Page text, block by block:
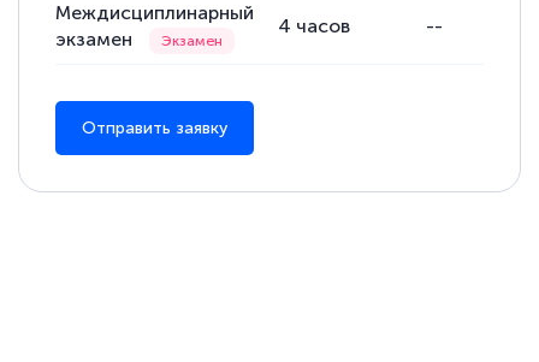
Знаток города 5 уровня
Всем добрый день! Я прошла курс
повышени каалификации по
Междисциплинарный
экзамен
4 часов --
Отправить заявку